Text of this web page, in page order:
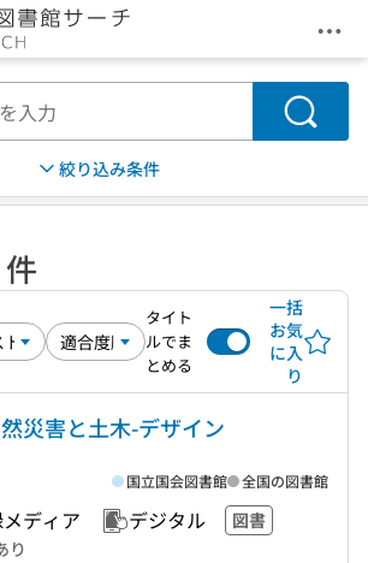
メ
検索
絞り込み条件
タイト
ルでま
とめる
一括
お気
に入
り
災害と土木-デザイン
ディア デジタル
図書
り
国立国会図書館 全国の図書館